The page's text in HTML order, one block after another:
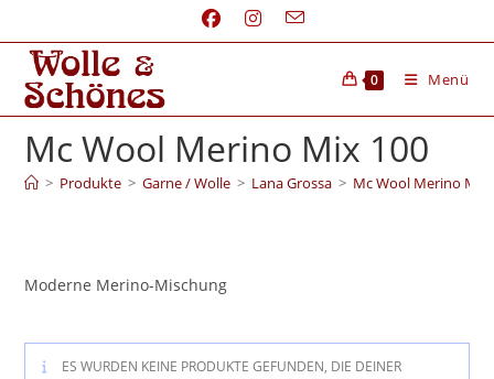
0 Menü
Mc Wool Merino Mix 100
> Produkte > Garne / Wolle > Lana Grossa > Mc Wool Merino Mix
Moderne Merino-Mischung
ES WURDEN KEINE PRODUKTE GEFUNDEN, DIE DEINER